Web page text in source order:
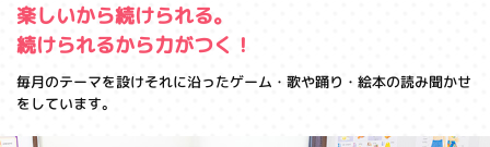
楽しいから続けられる。
続けられるから力がつく！
毎月のテーマを設けそれに沿ったゲーム・歌や踊り・絵本の読み聞かせ
をしています。